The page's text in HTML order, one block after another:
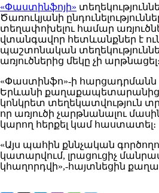
«Փաստինֆոյի»
Ծառուկյանի
տեղափոխելու համար
վտանգավոր հետևանքներ է
պաշտոնական
առյուծներից մեկը չի արթնացել։
«Փաստինֆո»-ի
Երևանի քաղաքապետարանից
կոնկրետ տեղեկատվություն
որ առյուծի չարթնանալու
կարող հերքել կամ հաստատել։
«Այս պահին քննչական
կատարվում, լրացուցիչ
կհաղորդվի»,-հայտնեցին